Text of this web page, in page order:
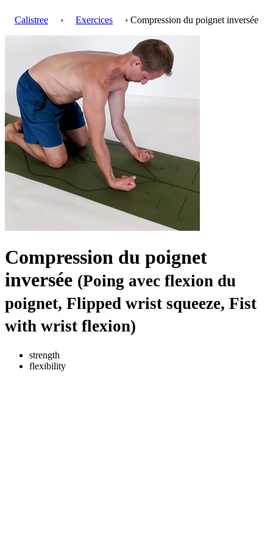
Calistree › Exercices › Compression du poignet inversée
Compression du poignet
inversée (Poing avec flexion du
poignet, Flipped wrist squeeze, Fist
with wrist flexion)
strength
flexibility